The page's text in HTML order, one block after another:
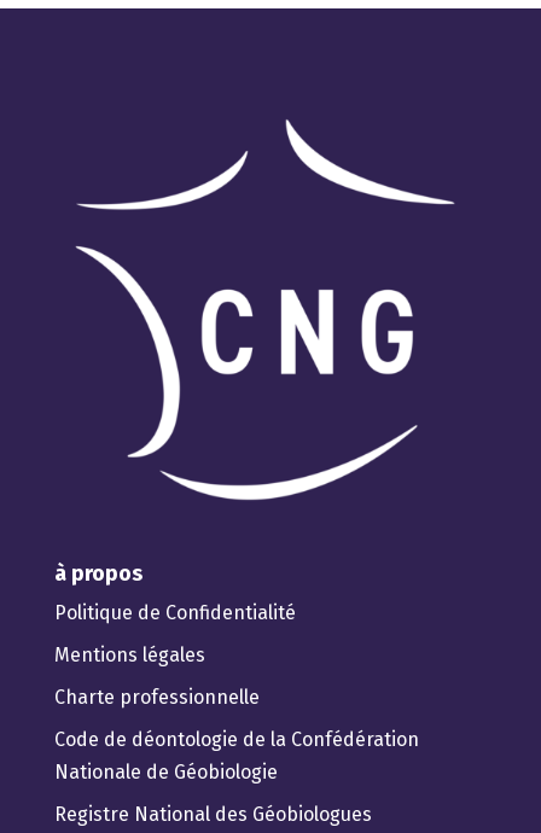
à propos
Politique de Confidentialité
Mentions légales
Charte professionnelle
Code de déontologie de la Confédération
Nationale de Géobiologie
Registre National des Géobiologues